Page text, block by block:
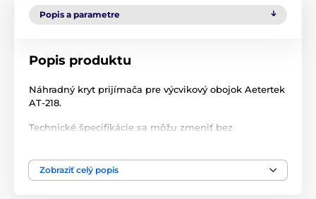
Popis a parametre
Popis produktu
Náhradný kryt prijímača pre výcvikový obojok Aetertek
AT-218.
Technické špecifikácie sa môžu zmeniť bez
Zobraziť celý popis